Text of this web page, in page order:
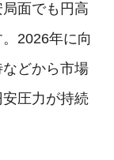
面でも円高
2026年に向
どから市場
圧力が持続